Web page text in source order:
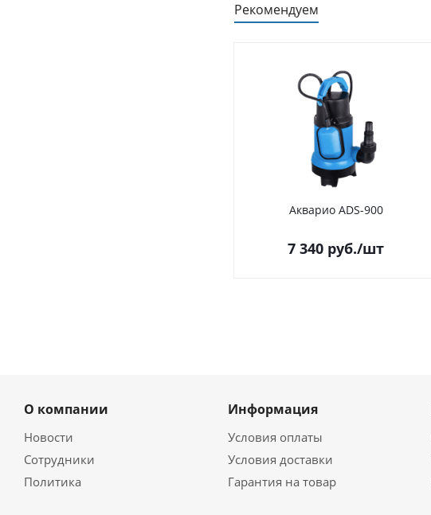
Рекомендуем
Акварио ADS-900
7 340 руб./шт
О компании
Новости
Сотрудники
Политика
Информация
Условия оплаты
Условия доставки
Гарантия на товар